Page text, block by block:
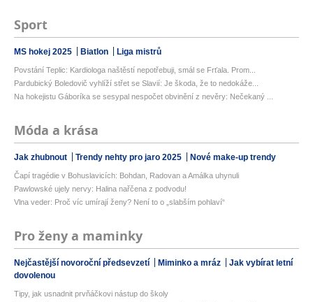
Sport
MS hokej 2025 Biatlon Liga mistrů
Povstání Teplic: Kardiologa naštěstí nepotřebuji, smál se Frťala. Prom...
Pardubický Boledovič vyhlíží střet se Slavií: Je škoda, že to nedokáže...
Na hokejistu Gáboríka se sesypal nespočet obvinění z nevěry: Nečekaný ...
Móda a krása
Jak zhubnout Trendy nehty pro jaro 2025 Nové make-up trendy
Čapí tragédie v Bohuslavicích: Bohdan, Radovan a Amálka uhynuli
Pawlowské ujely nervy: Halina nařčena z podvodu!
Vlna veder: Proč víc umírají ženy? Není to o „slabším pohlaví“
Pro ženy a maminky
Nejčastější novoroční předsevzetí Miminko a mráz
Jak vybírat letní
dovolenou
Tipy, jak usnadnit prvňáčkovi nástup do školy